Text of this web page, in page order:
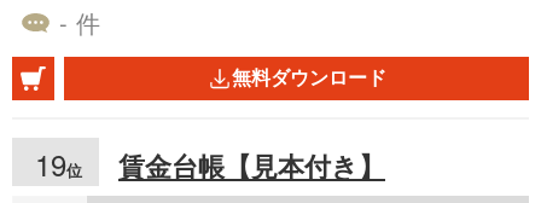
ロードできる熨斗紙【紅白蝶結び（花結び）・
水引7本】です。表書きを編集のうえ、お祝い
ごとにご利用いただけると幸いです。
覚的に示した計画表です。主にプロジェクトや
業務の進行を管理するために使用されます。 タ
イムスケジュール表を作成する目的として、次
のような点が挙げられます。 ・時間管理の効率
化：時間の使い方を明確にし、無駄を省くこと
- 件
無料ダウンロード
19位 賃金台帳【見本付き】